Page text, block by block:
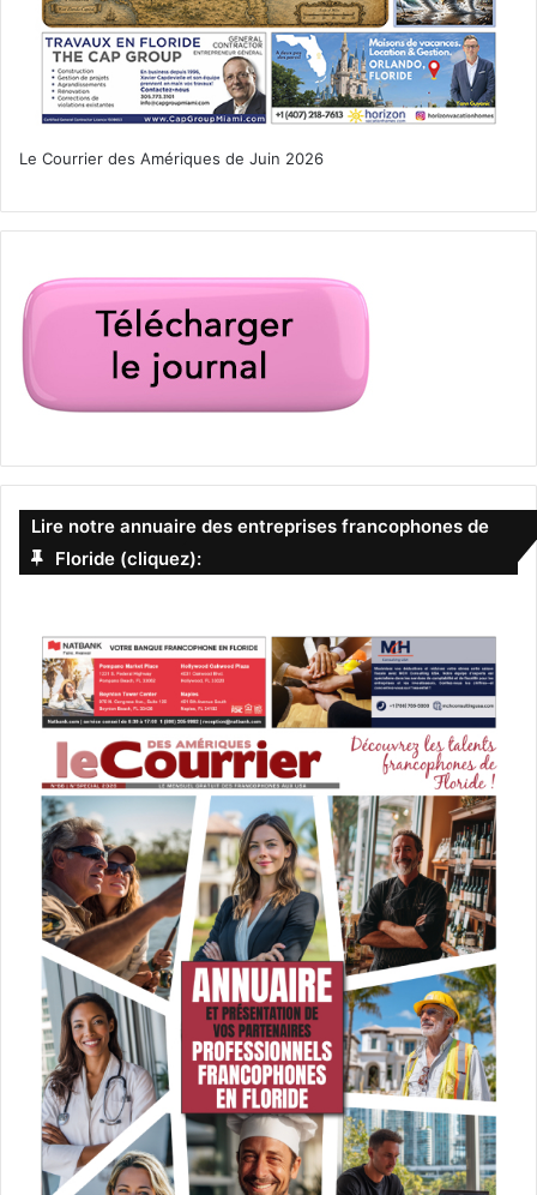
Donald Trump élection présidentielle
États-Unis d'Amérique (USA)
impeachement Destitution
Le Courrier des Amériques de Juin 2026
Lire notre annuaire des entreprises francophones de
Floride (cliquez):